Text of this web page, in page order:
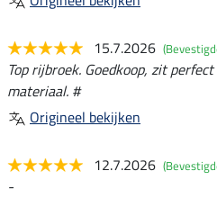
15.7.2026
Top rijbroek. Goedkoop, zit
materiaal. #
Origineel bekijken
12.7.2026
-